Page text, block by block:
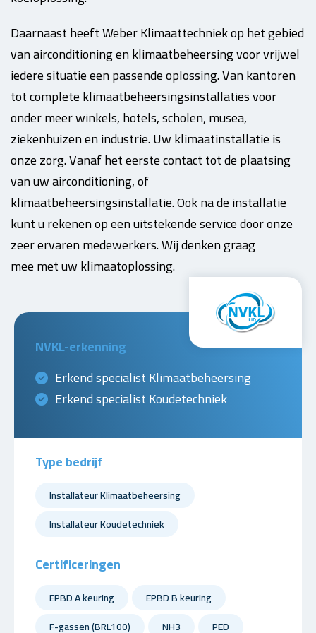
Daarnaast heeft Weber Klimaattechniek op het gebied
van airconditioning en klimaatbeheersing voor vrijwel
iedere situatie een passende oplossing. Van kantoren
tot complete klimaatbeheersingsinstallaties voor
onder meer winkels, hotels, scholen, musea,
ziekenhuizen en industrie. Uw klimaatinstallatie is
onze zorg. Vanaf het eerste contact tot de plaatsing
van uw airconditioning, of
klimaatbeheersingsinstallatie. Ook na de installatie
kunt u rekenen op een uitstekende service door onze
zeer ervaren medewerkers. Wij denken graag
mee met uw klimaatoplossing.
NVKL-erkenning
Erkend specialist Klimaatbeheersing
Erkend specialist Koudetechniek
Type bedrijf
Installateur Klimaatbeheersing
Installateur Koudetechniek
Certificeringen
EPBD A keuring
EPBD B keuring
F-gassen (BRL100)
NH3 PED